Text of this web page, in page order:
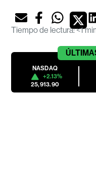
Tiempo de lectura:<1
NASDAQ
+2.13%
25,913.90